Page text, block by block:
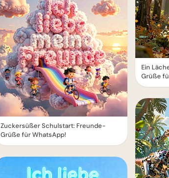
Zuckersüßer Schulstart: Freunde-
Grüße für WhatsApp!
Ein
Grüße